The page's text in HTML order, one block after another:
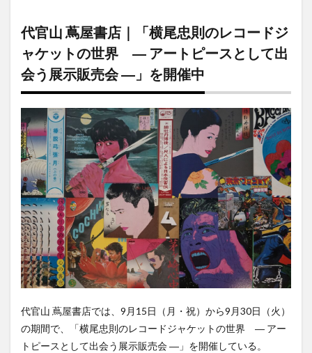
蔦屋
書店
｜
「横
尾忠
則の
レコ
ード
ジャ
ケッ
トの
世
界
―
アー
トピ
ース
とし
て出
会う
展示
会
―」
を開
催中
代官山 蔦屋書店｜「横尾忠則のレコードジ
ャケットの世界 ― アートピースとして出
会う展示販売会 ―」を開催中
代官山 蔦屋書店では、9月15日（月・祝）から9月30日（火）
の期間で、「横尾忠則のレコードジャケットの世界 ― アー
トピースとして出会う展示販売会 ―」を開催している。